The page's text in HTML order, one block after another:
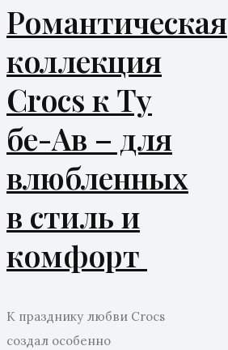
Романтическая
коллекция
Crocs к Ту
бе-Ав – для
влюбленных
в стиль и
комфорт
К празднику любви Crocs
создал особенно